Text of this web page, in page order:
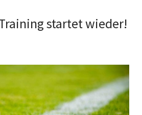
startet wieder!